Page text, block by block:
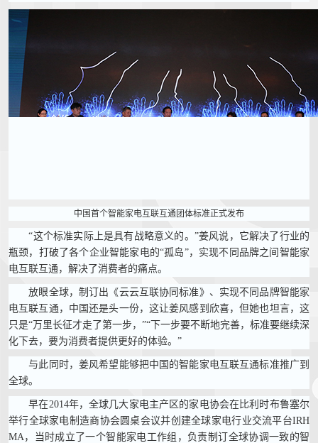
中国首个智能家电互联互通团体标准正式发布
“这个标准实际上是具有战略意义的。”姜风说，它解决了行业的
瓶颈，打破了各个企业智能家电的“孤岛”，实现不同品牌之间智能家
电互联互通，解决了消费者的痛点。
放眼全球，制订出《云云互联协同标准》、实现不同品牌智能家
电互联互通，中国还是头一份，这让姜风感到欣喜，但她也坦言，这
只是“万里长征才走了第一步，”“下一步要不断地完善，标准要继续深
化下去，要为消费者提供更好的体验。”
与此同时，姜风希望能够把中国的智能家电互联互通标准推广到
全球。
早在2014年，全球几大家电主产区的家电协会在比利时布鲁塞尔
举行全球家电制造商协会圆桌会议并创建全球家电行业交流平台IRH
MA，当时成立了一个智能家电工作组，负责制订全球协调一致的智